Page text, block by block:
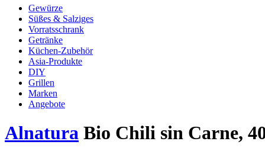
Gewürze
Süßes & Salziges
Vorratsschrank
Getränke
Küchen-Zubehör
Asia-Produkte
DIY
Grillen
Marken
Angebote
Alnatura Bio Chili sin Carne,